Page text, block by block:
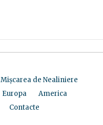
Mișcarea de Nealiniere
Europa
America
Contacte